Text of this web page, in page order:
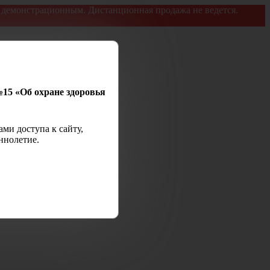
Дистанционная продажа не ведется.
«Об охране здоровья
доступа к сайту,